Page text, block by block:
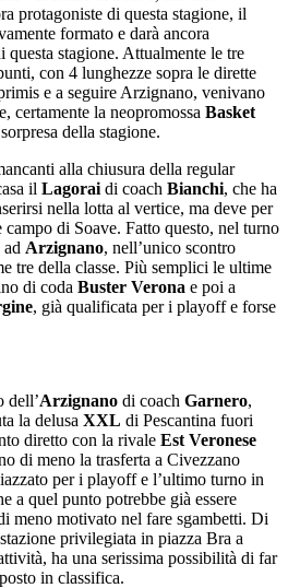
protagoniste di questa stagione, il
formato e darà ancora
questa stagione. Attualmente le tre
con 4 lunghezze sopra le dirette
e a seguire Arzignano, venivano
certamente la neopromossa Basket
della stagione.
alla chiusura della regular
il Lagorai di coach Bianchi, che ha
nella lotta al vertice, ma deve per
di Soave. Fatto questo, nel turno
Arzignano, nell’unico scontro
tre della classe. Più semplici le ultime
di coda Buster Verona e poi a
, già qualificata per i playoff e forse
dell’Arzignano di coach Garnero,
la delusa XXL di Pescantina fuori
diretto con la rivale Est Veronese
di meno la trasferta a Civezzano
per i playoff e l’ultimo turno in
a quel punto potrebbe già essere
meno motivato nel fare sgambetti. Di
privilegiata in piazza Bra a
ha una serissima possibilità di far
in classifica.